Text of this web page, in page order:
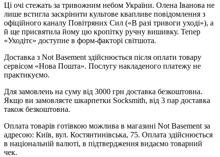
Ці очі стежать за тривожним небом України. Олена Іванова не
лише встигла заскрінити культове квапливе повідомлення з
офіційного каналу Повітряних Сил («В разі тривоги уході»), а
й ще присвятила йому цю кропітку ручну вишивку. Тепер
«Уходітє» доступне в форм-факторі світшота.
Доставка з Not Basement здійснюється після оплати товару
сервісом «Нова Пошта». Послугу накладеного платежу не
практикуємо.
Для замовлень на суму від 3000 грн доставка безкоштовна.
Якщо ви замовляєте шкарпетки Socksmith, від 3 пар доставка
також безкоштовна.
Оплата товарів готівкою можлива в магазині Not Basement за
адресою: Київ, вул. Костянтинівська, 75. Оплата здійснюється
в національній валюті, в підтвердження видаємо товарний
чек.